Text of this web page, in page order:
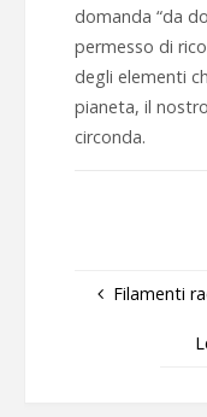
domanda “da
permesso di
degli elementi
pianeta, il
circonda.
Filamenti